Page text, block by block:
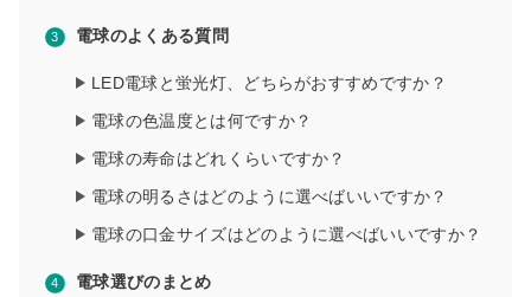
電球のよくある質問
LED電球と蛍光灯、どちらがおすすめですか？
電球の色温度とは何ですか？
電球の寿命はどれくらいですか？
電球の明るさはどのように選べばいいですか？
電球の口金サイズはどのように選べばいいですか？
電球選びのまとめ